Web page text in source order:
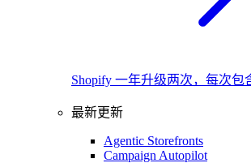
Shopify 一年升级两次，每次包
最新更新
Agentic Storefronts
Campaign Autopilot